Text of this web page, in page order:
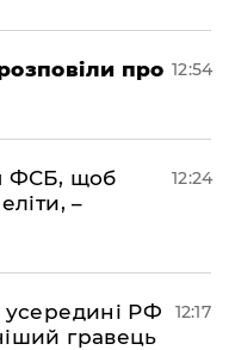
про 12:54
ФСБ, щоб
–
12:24
усередині РФ
гравець
12:17